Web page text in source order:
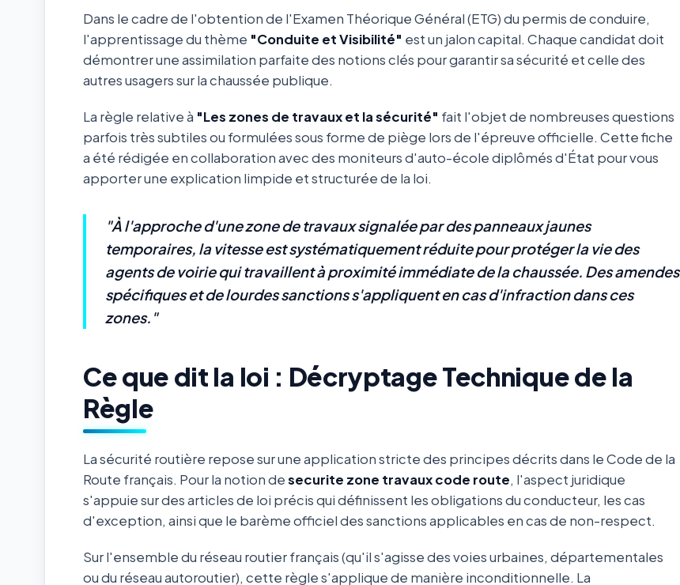
Dans le cadre de l'obtention de l'Examen Théorique Général (ETG) du permis de conduire,
l'apprentissage du thème "Conduite et Visibilité" est un jalon capital. Chaque candidat doit
démontrer une assimilation parfaite des notions clés pour garantir sa sécurité et celle des
autres usagers sur la chaussée publique.
La règle relative à "Les zones de travaux et la sécurité" fait l'objet de nombreuses questions
parfois très subtiles ou formulées sous forme de piège lors de l'épreuve officielle. Cette fiche
a été rédigée en collaboration avec des moniteurs d'auto-école diplômés d'État pour vous
apporter une explication limpide et structurée de la loi.
"À l'approche d'une zone de travaux signalée par des panneaux jaunes
temporaires, la vitesse est systématiquement réduite pour protéger la vie des
agents de voirie qui travaillent à proximité immédiate de la chaussée. Des amendes
spécifiques et de lourdes sanctions s'appliquent en cas d'infraction dans ces
zones."
Ce que dit la loi : Décryptage Technique de la
Règle
La sécurité routière repose sur une application stricte des principes décrits dans le Code de la
Route français. Pour la notion desecurite zone travaux code route, l'aspect juridique
s'appuie sur des articles de loi précis qui définissent les obligations du conducteur, les cas
d'exception, ainsi que le barème officiel des sanctions applicables en cas de non-respect.
Sur l'ensemble du réseau routier français (qu'il s'agisse des voies urbaines, départementales
ou du réseau autoroutier), cette règle s'applique de manière inconditionnelle. La